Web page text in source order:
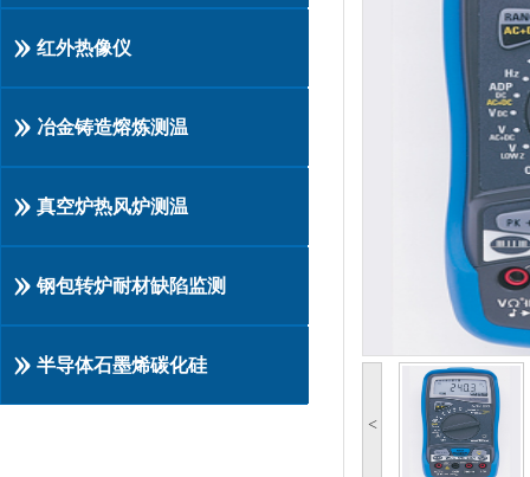
红外热像仪
冶金铸造熔炼测温
真空炉热风炉测温
钢包转炉耐材缺陷监测
半导体石墨烯碳化硅
<